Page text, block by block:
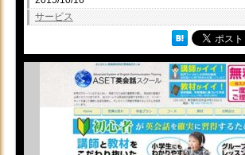
サービス